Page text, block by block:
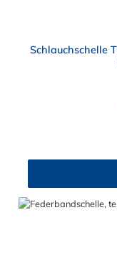
Schlauchschelle